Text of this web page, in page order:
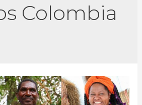
Colombia